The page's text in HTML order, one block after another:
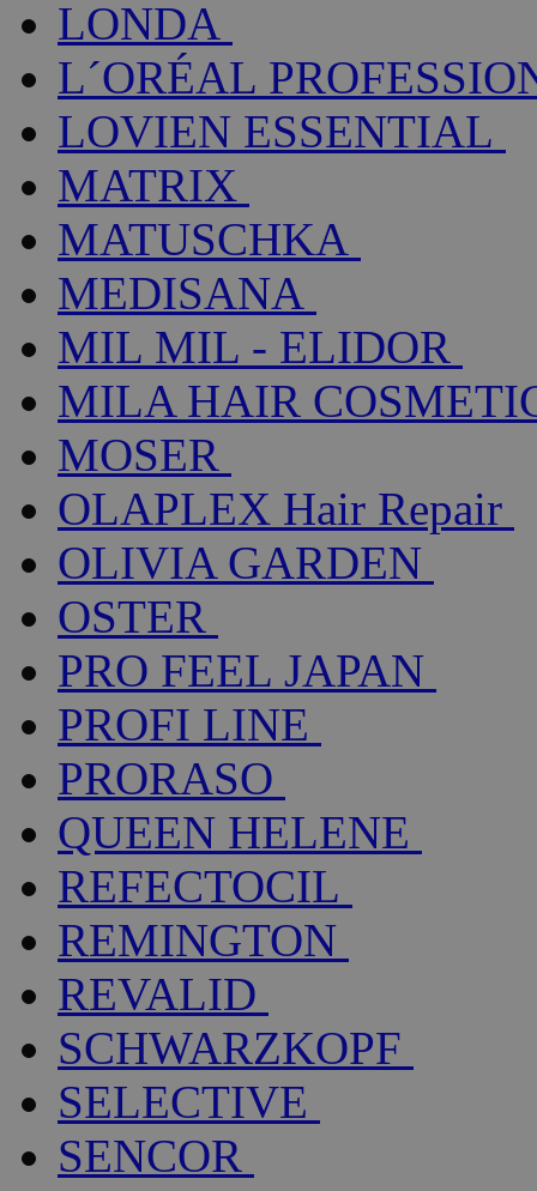
LONDA
L´ORÉAL
LOVIEN ESSENTIAL
MATRIX
MATUSCHKA
MEDISANA
MIL MIL - ELIDOR
MILA HAIR
MOSER
OLAPLEX Hair Repair
OLIVIA GARDEN
OSTER
PRO FEEL JAPAN
PROFI LINE
PRORASO
QUEEN HELENE
REFECTOCIL
REMINGTON
REVALID
SCHWARZKOPF
SELECTIVE
SENCOR